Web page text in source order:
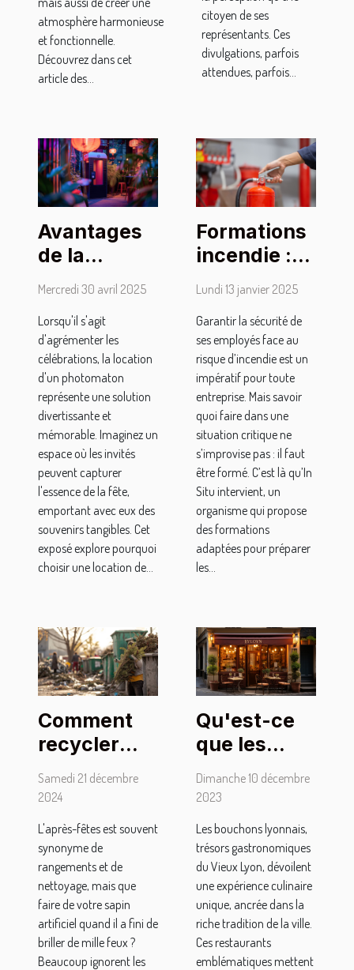
atmosphère harmonieuse
et fonctionnelle.
Découvrez dans cet
article des...
citoyen de ses
représentants. Ces
divulgations, parfois
attendues, parfois...
Avantages
de la
location de
sans limite
de temps
pour les
fêtes
Mercredi 30 avril 2025
Lorsqu'il s'agit
d'agrémenter les
célébrations, la location
d'un photomaton
représente une solution
divertissante et
mémorable. Imaginez un
espace où les invités
peuvent capturer
l'essence de la fête,
emportant avec eux des
souvenirs tangibles. Cet
exposé explore pourquoi
choisir une location de...
Formations
incendie :
quelles sont
celles
proposées
par
l’organisme
In Situ ?
Lundi 13 janvier 2025
Garantir la sécurité de
ses employés face au
risque d’incendie est un
impératif pour toute
entreprise. Mais savoir
quoi faire dans une
situation critique ne
s’improvise pas : il faut
être formé. C’est là qu’In
Situ intervient, un
organisme qui propose
des formations
adaptées pour préparer
les...
Comment
recycler
votre sapin
artificiel
fêtes
Samedi 21 décembre
2024
L'après-fêtes est souvent
synonyme de
rangements et de
nettoyage, mais que
faire de votre sapin
artificiel quand il a fini de
briller de mille feux ?
Beaucoup ignorent les
Qu'est-ce
que les
bouchons
lyonnais
de
particulier à
un séjour
dans le
Vieux Lyon
?
Dimanche 10 décembre
2023
Les bouchons lyonnais,
trésors gastronomiques
du Vieux Lyon, dévoilent
une expérience culinaire
unique, ancrée dans la
riche tradition de la ville.
Ces restaurants
emblématiques mettent